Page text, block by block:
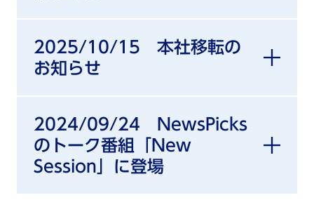
2025/10/15 本社移転の
お知らせ
2024/09/24 NewsPicks
のトーク番組「New
Session」に登場